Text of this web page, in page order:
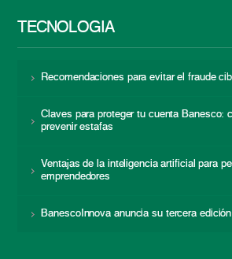
TECNOLOGÍA
Recomendaciones para evitar el fraude
Claves para proteger tu cuenta Banesco:
prevenir estafas
Ventajas de la inteligencia artificial para
emprendedores
BanescoInnova anuncia su tercera edición